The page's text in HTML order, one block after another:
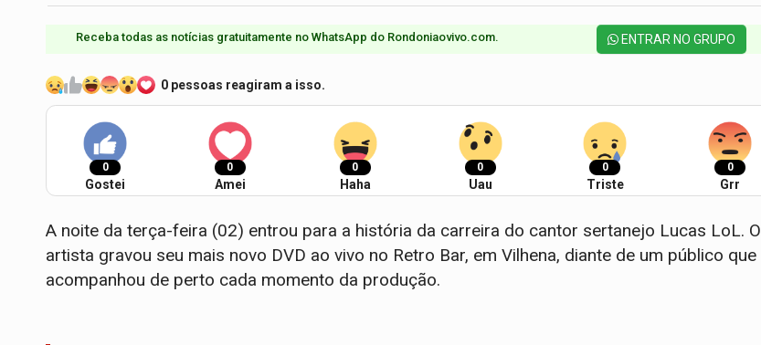
Receba todas as notícias gratuitamente no WhatsApp do Rondoniaovivo.com.​ ENTRAR NO GRUPO
0 pessoas reagiram a isso.
0
Gostei
0
Amei
0
Haha
0
Uau
0
Triste
0
Grr
A noite da terça-feira (02) entrou para a história da carreira do cantor sertanejo Lucas LoL. O
artista gravou seu mais novo DVD ao vivo no Retro Bar, em Vilhena, diante de um público que
acompanhou de perto cada momento da produção.